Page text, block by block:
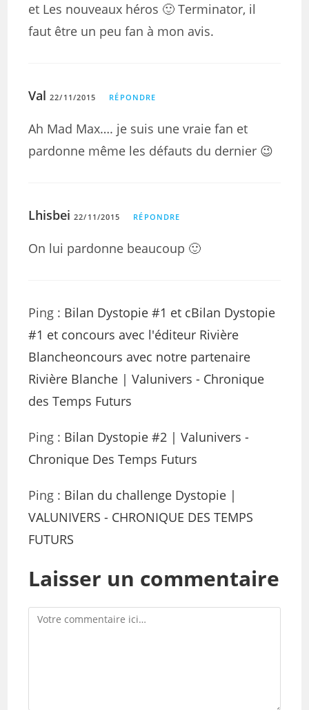
et Les nouveaux héros 🙂 Terminator, il
faut être un peu fan à mon avis.
Val 22/11/2015 RÉPONDRE
Ah Mad Max…. je suis une vraie fan et
pardonne même les défauts du dernier 😉
Lhisbei 22/11/2015 RÉPONDRE
On lui pardonne beaucoup 🙂
Ping : Bilan Dystopie #1 et cBilan Dystopie
#1 et concours avec l'éditeur Rivière
Blancheoncours avec notre partenaire
Rivière Blanche | Valunivers - Chronique
des Temps Futurs
Ping : Bilan Dystopie #2 | Valunivers -
Chronique Des Temps Futurs
Ping : Bilan du challenge Dystopie |
VALUNIVERS - CHRONIQUE DES TEMPS
FUTURS
Laisser un commentaire